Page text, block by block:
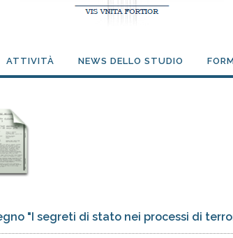
ATTIVITÀ NEWS DELLO STUDIO
"I segreti di stato nei processi di